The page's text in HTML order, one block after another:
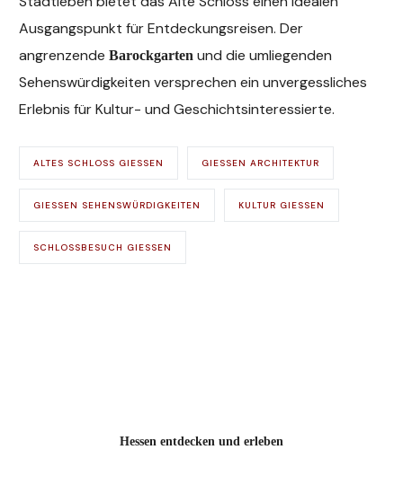
Ausgangspunkt für Entdeckungsreisen. Der
angrenzendeBarockgarten und die umliegenden
Sehenswürdigkeiten versprechen ein unvergessliches
Erlebnis für Kultur- und Geschichtsinteressierte.
ALTES SCHLOSS GIESSEN GIESSEN ARCHITEKTUR
GIESSEN SEHENSWÜRDIGKEITEN KULTUR GIESSEN
SCHLOSSBESUCH GIESSEN
Hessen entdecken und erleben